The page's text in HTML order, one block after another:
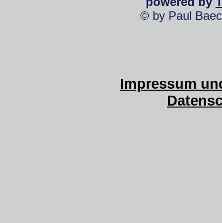
© by Paul
Impressum